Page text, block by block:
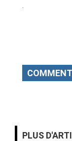
.
PLUS